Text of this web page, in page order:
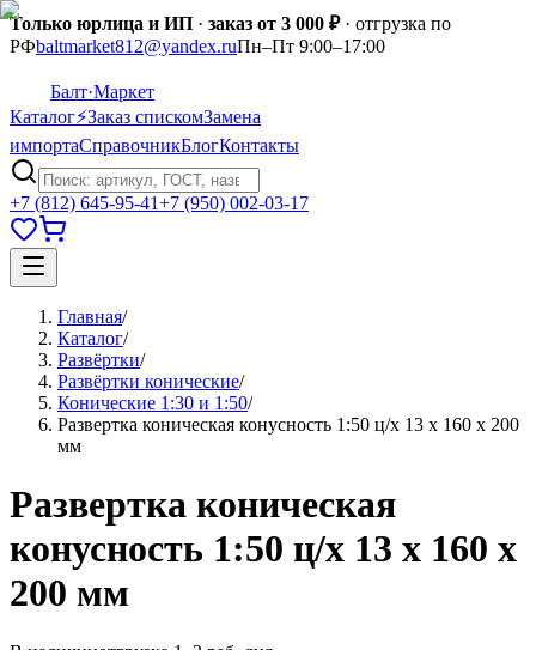
Только юрлица и ИП · заказ от 3 000 ₽· отгрузка по
РФbaltmarket812@yandex.ruПн–Пт 9:00–17:00
Балт·Маркет
Каталог⚡Заказ спискомЗамена
импортаСправочникБлогКонтакты
+7 (812) 645-95-41+7 (950) 002-03-17
Главная/
Каталог/
Развёртки/
Развёртки конические/
Конические 1:30 и 1:50/
Развертка коническая конусность 1:50 ц/х 13 х 160 х 200
мм
Развертка коническая
конусность 1:50 ц/х 13 х 160 х
200 мм